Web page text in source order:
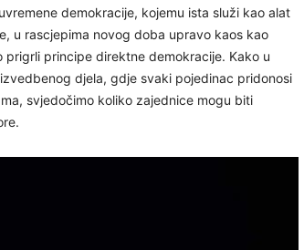
demokracije, kojemu ista služi kao alat
u rascjepima novog doba upravo kaos kao
principe direktne demokracije. Kako u
djela, gdje svaki pojedinac pridonosi
svjedočimo koliko zajednice mogu biti